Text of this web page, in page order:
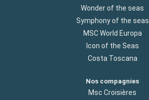
Wonder of the seas
Symphony of the seas
MSC World Europa
Icon of the Seas
Costa Toscana
Nos compagnies
Msc Croisières